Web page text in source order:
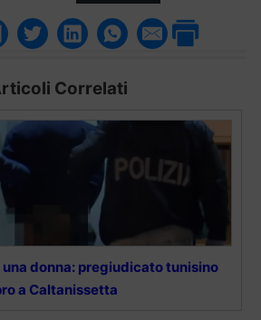
Correlati
donna: pregiudicato tunisino
a Caltanissetta